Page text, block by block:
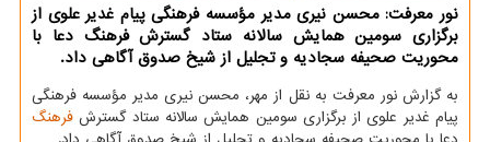
نور معرفت: محسن نیری مدیر مؤسسه فرهنگی پیام غدیر علوی از
برگزاری سومین همایش سالانه ستاد گسترش فرهنگ دعا با
محوریت صحیفه سجادیه و تجلیل از شیخ صدوق آگاهی داد.
به گزارش نور معرفت به نقل از مهر، محسن نیری مدیر مؤسسه فرهنگی
پیام غدیر علوی از برگزاری سومین همایش سالانه ستاد گسترش فرهنگ